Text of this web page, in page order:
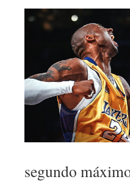
segundo